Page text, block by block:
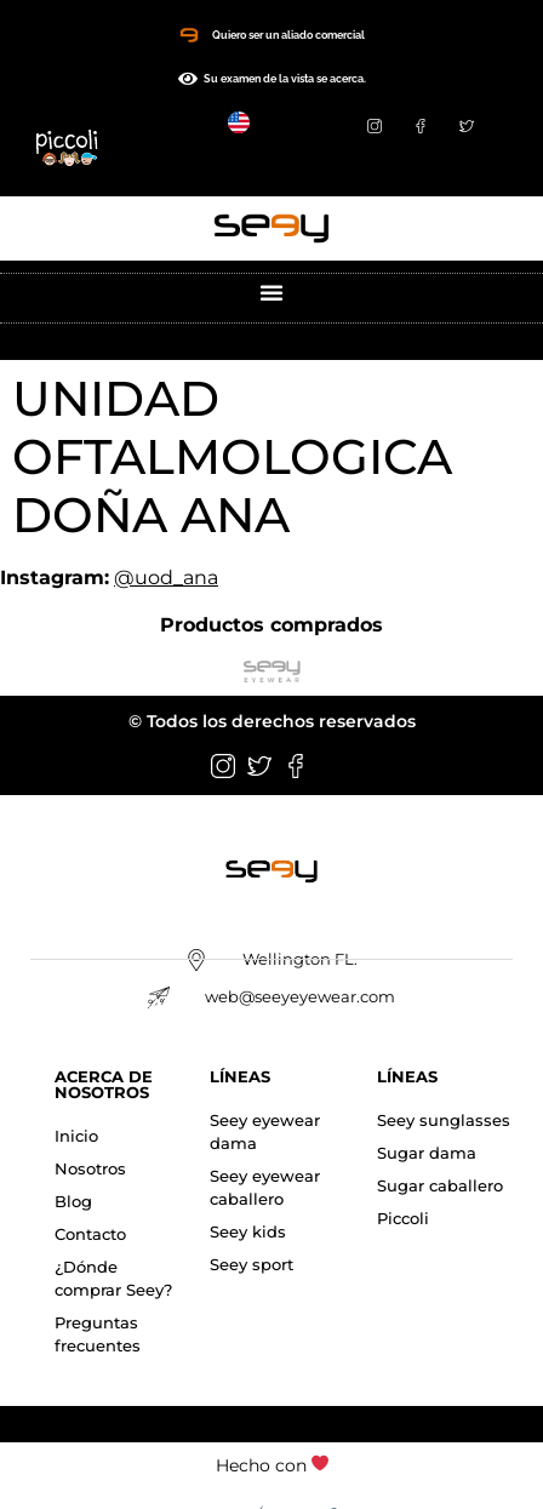
Quiero ser un aliado comercial
Su examen de la vista se acerca.
UNIDAD
OFTALMOLOGICA
DOÑA ANA
Instagram: @uod_ana
Productos comprados
© Todos los derechos reservados
Wellington FL.
web@seeyeyewear.com
ACERCA DE
NOSOTROS
Inicio
Nosotros
Blog
Contacto
¿Dónde
comprar Seey?
Preguntas
frecuentes
LÍNEAS
Seey eyewear
dama
Seey eyewear
caballero
Seey kids
Seey sport
LÍNEAS
Seey sunglasses
Sugar dama
Sugar caballero
Piccoli
Hecho con